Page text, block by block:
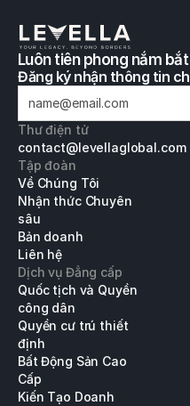
Đăng ký nhận thông tin
Luôn tiên phong nắm
Thư điện tử
contact@levellaglobal.com
Tập đoàn
Về Chúng Tôi
Nhận thức Chuyên
sâu
Bản doanh
Liên hệ
Dịch vụ Đẳng cấp
Quốc tịch và Quyền
công dân
Quyền cư trú thiết
định
Bất Động Sản Cao
Cấp
Kiến Tạo Doanh